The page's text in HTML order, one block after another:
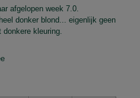
afgelopen week 7.0.
donker blond... eigenlijk geen
zout donkere kleuring.